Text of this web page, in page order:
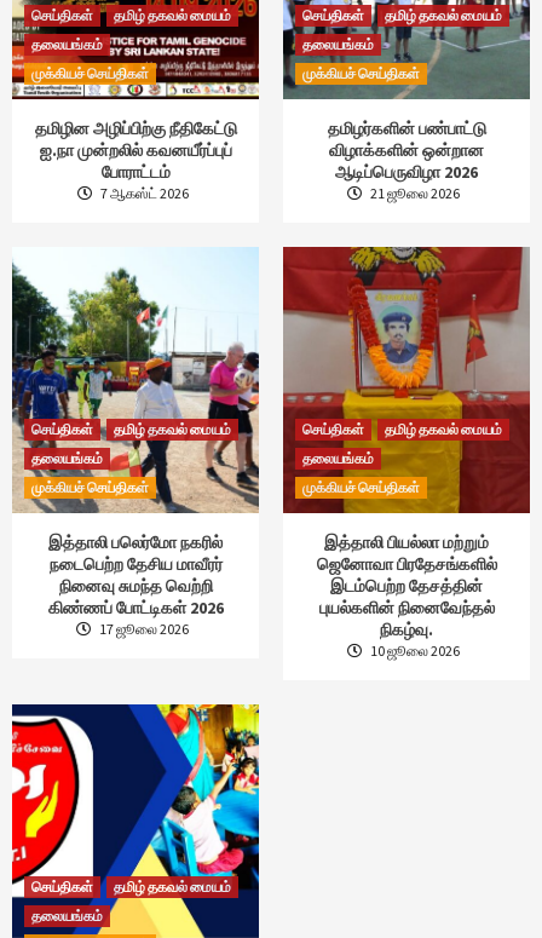
செய்திகள்
தமிழ் தகவல் மையம்
தலையங்கம்
முக்கியச் செய்திகள்
தமிழின அழிப்பிற்கு நீதிகேட்டு
ஐ.நா முன்றலில் கவனயீர்ப்புப்
போராட்டம்
7 ஆகஸ்ட் 2026
செய்திகள்
தமிழ் தகவல் மையம்
தலையங்கம்
முக்கியச் செய்திகள்
தமிழர்களின் பண்பாட்டு
விழாக்களின் ஒன்றான
ஆடிப்பெருவிழா 2026
21 ஜூலை 2026
செய்திகள்
தமிழ் தகவல் மையம்
தலையங்கம்
முக்கியச் செய்திகள்
இத்தாலி பலெர்மோ நகரில்
நடைபெற்ற தேசிய மாவீரர்
நினைவு சுமந்த வெற்றி
கிண்ணப் போட்டிகள் 2026
17 ஜூலை 2026
செய்திகள்
தமிழ் தகவல் மையம்
தலையங்கம்
முக்கியச் செய்திகள்
இத்தாலி பியல்லா மற்றும்
ஜெனோவா பிரதேசங்களில்
இடம்பெற்ற தேசத்தின்
புயல்களின் நினைவேந்தல்
நிகழ்வு.
10 ஜூலை 2026
செய்திகள்
தமிழ் தகவல் மையம்
தலையங்கம்